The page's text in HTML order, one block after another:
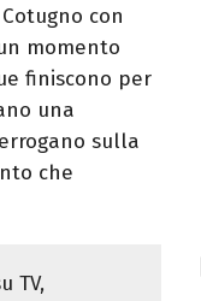
con
momento
finiscono per
una
sulla
che
TV,